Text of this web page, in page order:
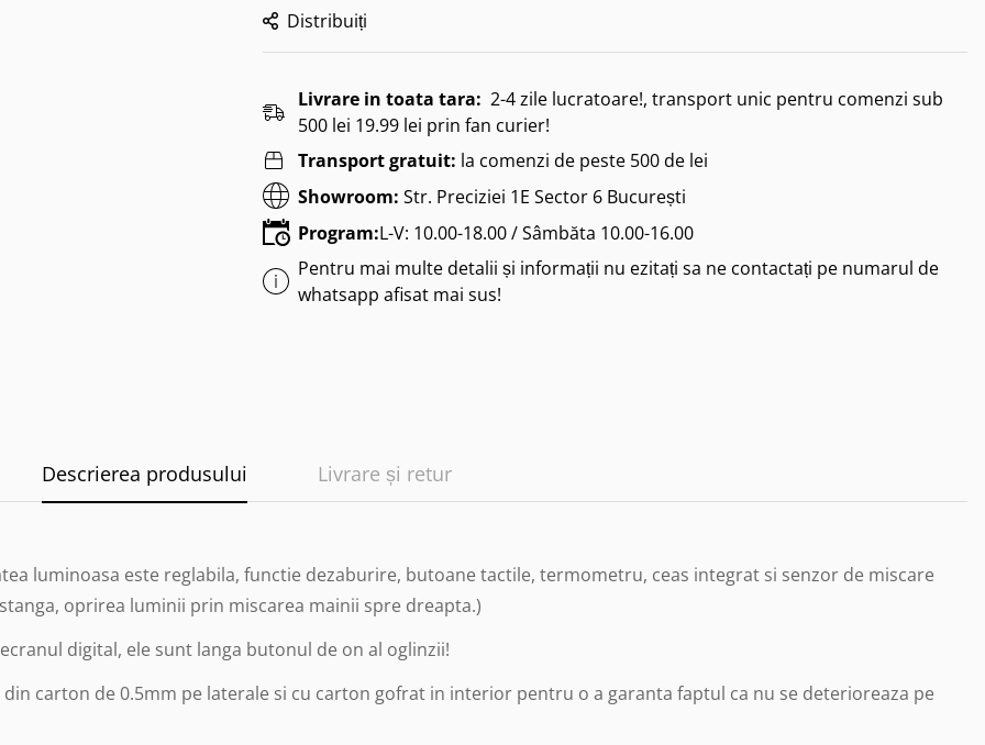
Distribuiți
Livrare in toata tara: 2-4 zile lucratoare!, transport unic pentru comenzi sub
500 lei 19.99 lei prin fan curier!
Transport gratuit: la comenzi de peste 500 de lei
Showroom: Str. Preciziei 1E Sector 6 București
Program:L-V: 10.00-18.00 / Sâmbăta 10.00-16.00
Pentru mai multe detalii și informații nu ezitați sa ne contactați pe numarul de
whatsapp afisat mai sus!
Descrierea produsului Livrare și retur
luminoasa este reglabila, functie dezaburire, butoane tactile, termometru, ceas integrat si senzor de miscare
oprirea luminii prin miscarea mainii spre dreapta.)
digital, ele sunt langa butonul de on al oglinzii!
carton de 0.5mm pe laterale si cu carton gofrat in interior pentru o a garanta faptul ca nu se deterioreaza pe